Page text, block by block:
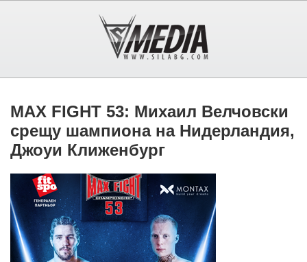
MAX FIGHT 53: Михаил Велчовски
срещу шампиона на Нидерландия,
Джоуи Клиженбург